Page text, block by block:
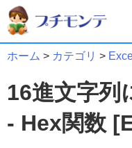
ホーム > カテゴリ >
16進文字列
- Hex関数